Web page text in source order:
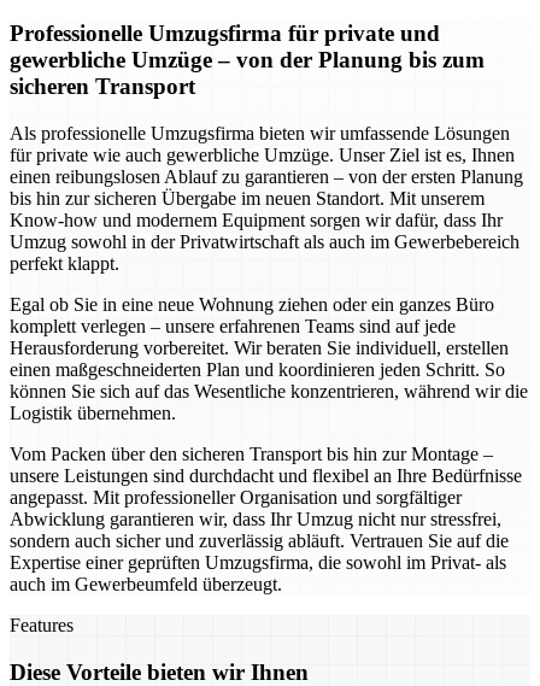
Professionelle Umzugsfirma für private und
gewerbliche Umzüge – von der Planung bis zum
sicheren Transport
Als professionelle Umzugsfirma bieten wir umfassende Lösungen
für private wie auch gewerbliche Umzüge. Unser Ziel ist es, Ihnen
einen reibungslosen Ablauf zu garantieren – von der ersten Planung
bis hin zur sicheren Übergabe im neuen Standort. Mit unserem
Know-how und modernem Equipment sorgen wir dafür, dass Ihr
Umzug sowohl in der Privatwirtschaft als auch im Gewerbebereich
perfekt klappt.
Egal ob Sie in eine neue Wohnung ziehen oder ein ganzes Büro
komplett verlegen – unsere erfahrenen Teams sind auf jede
Herausforderung vorbereitet. Wir beraten Sie individuell, erstellen
einen maßgeschneiderten Plan und koordinieren jeden Schritt. So
können Sie sich auf das Wesentliche konzentrieren, während wir die
Logistik übernehmen.
Vom Packen über den sicheren Transport bis hin zur Montage –
unsere Leistungen sind durchdacht und flexibel an Ihre Bedürfnisse
angepasst. Mit professioneller Organisation und sorgfältiger
Abwicklung garantieren wir, dass Ihr Umzug nicht nur stressfrei,
sondern auch sicher und zuverlässig abläuft. Vertrauen Sie auf die
Expertise einer geprüften Umzugsfirma, die sowohl im Privat- als
auch im Gewerbeumfeld überzeugt.
Features
Diese Vorteile bieten wir Ihnen